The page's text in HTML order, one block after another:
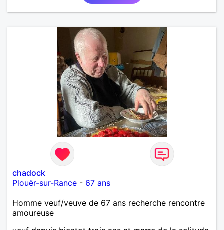
chadock
Plouër-sur-Rance - 67 ans
Homme veuf/veuve de 67 ans recherche rencontre
amoureuse